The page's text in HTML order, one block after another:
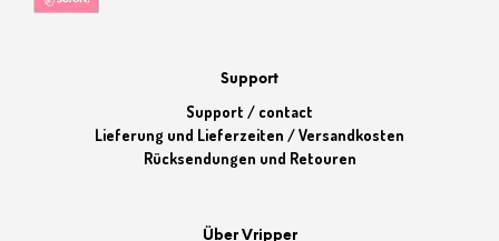
Support
Support / contact
Lieferung und Lieferzeiten / Versandkosten
Rücksendungen und Retouren
Über Vripper